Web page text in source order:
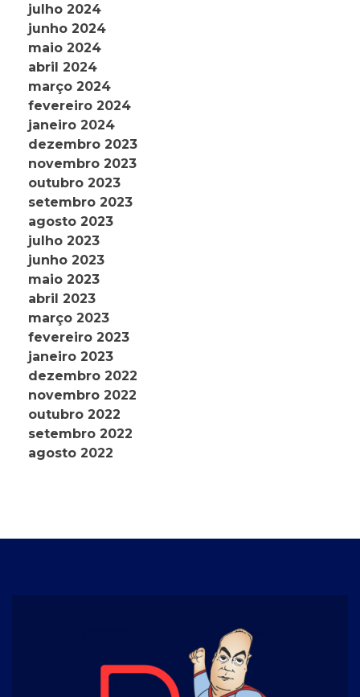
julho 2024
junho 2024
maio 2024
abril 2024
março 2024
fevereiro 2024
janeiro 2024
dezembro 2023
novembro 2023
outubro 2023
setembro 2023
agosto 2023
julho 2023
junho 2023
maio 2023
abril 2023
março 2023
fevereiro 2023
janeiro 2023
dezembro 2022
novembro 2022
outubro 2022
setembro 2022
agosto 2022